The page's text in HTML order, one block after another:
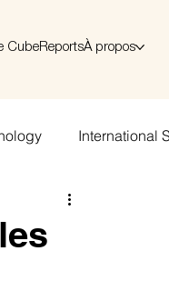
CubeReportsÀ propos
International